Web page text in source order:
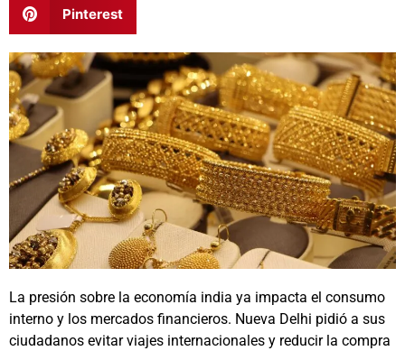
Pinterest
La presión sobre la economía india ya impacta el consumo
interno y los mercados financieros. Nueva Delhi pidió a sus
ciudadanos evitar viajes internacionales y reducir la compra